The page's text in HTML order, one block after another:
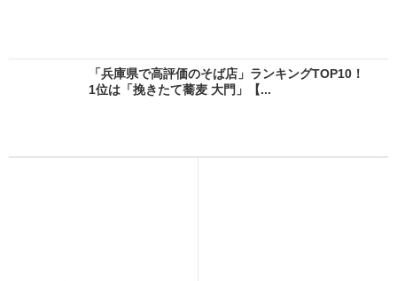
「兵庫県で高評価のそば店」ランキングTOP10！
1位は「挽きたて蕎麦 大門」【...